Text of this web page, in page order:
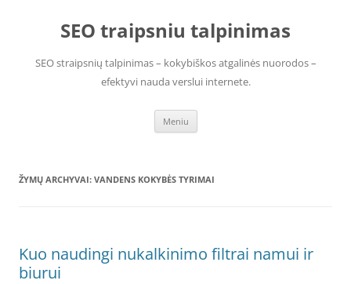
SEO traipsniu talpinimas
SEO straipsnių talpinimas – kokybiškos atgalinės nuorodos –
efektyvi nauda verslui internete.
Meniu
ŽYMŲ ARCHYVAI: VANDENS KOKYBĖS TYRIMAI
Kuo naudingi nukalkinimo filtrai namui ir
biurui